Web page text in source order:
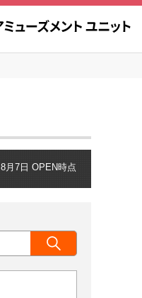
8月7日 OPEN時点